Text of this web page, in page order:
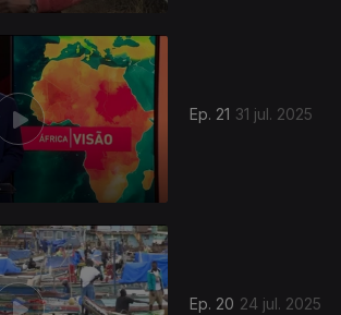
Ep. 21 31 jul. 2025
Ep. 20 24 jul. 2025